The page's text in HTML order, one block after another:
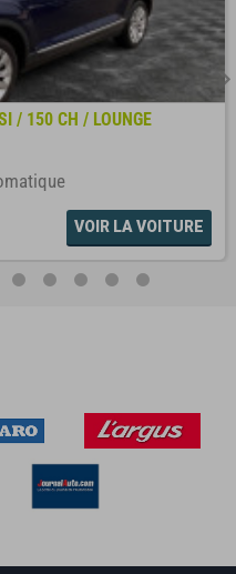
/ 150 CH / LOUNGE
VOIR LA VOITURE